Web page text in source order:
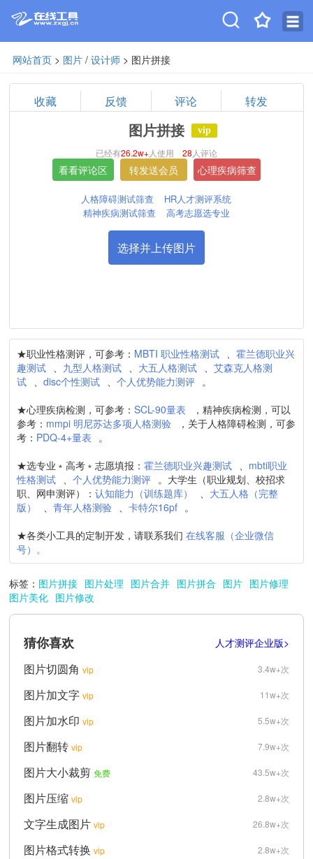
网站首页> 图片/ 设计师> 图片拼接
收藏 反馈 评论 转发
图片拼接 vip
已经有26.2w+人使用 28 人评论
人格障碍测试筛查
HR人才测评系统
精神疾病测试筛查
高考志愿选专业
选择并上传图片
★职业性格测评，可参考： MBTI 职业性格测试 、霍兰德职业兴
趣测试 、 九型人格测试 、 大五人格测试 、艾森克人格测
试 、disc个性测试 、个人优势能力测评 。
★心理疾病检测，可参考：SCL-90量表
，精神疾病检测，可以
参考： mmpi 明尼苏达多项人格测验
，关于人格障碍检测，可参
考： PDQ-4+量表 。
★选专业﹡高考﹡志愿填报：霍兰德职业兴趣测试 、 mbti职业
性格测试 、个人优势能力测评 。大学生（职业规划、校招求
职、网申测评）：认知能力（训练题库） 、 大五人格（完整
版）
、青年人格测验 、卡特尔16pf 。
★各类小工具的定制开发，请联系我们在线客服（企业微信
号）。
标签： 图片拼接 图片处理 图片合并 图片拼合 图片 图片修理
图片美化 图片修改
人才测评企业版>
猜你喜欢
3.4w+次
图片切圆角 vip
11w+次
图片加文字 vip
5.5w+次
图片加水印 vip
7.9w+次
图片翻转 vip
43.5w+次
图片大小裁剪 免费
2.8w+次
图片压缩 vip
26.8w+次
文字生成图片 vip
2.8w+次
图片格式转换 vip